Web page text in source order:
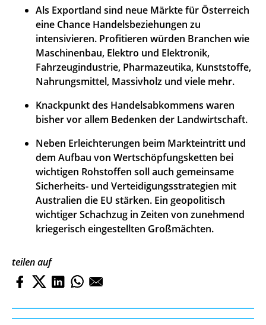
Als Exportland sind neue Märkte für Österreich
eine Chance Handelsbeziehungen zu
intensivieren. Profitieren würden Branchen wie
Maschinenbau, Elektro und Elektronik,
Fahrzeugindustrie, Pharmazeutika, Kunststoffe,
Nahrungsmittel, Massivholz und viele mehr.
Knackpunkt des Handelsabkommens waren
bisher vor allem Bedenken der Landwirtschaft.
Neben Erleichterungen beim Markteintritt und
dem Aufbau von Wertschöpfungsketten bei
wichtigen Rohstoffen soll auch gemeinsame
Sicherheits- und Verteidigungsstrategien mit
Australien die EU stärken. Ein geopolitisch
wichtiger Schachzug in Zeiten von zunehmend
kriegerisch eingestellten Großmächten.
teilen auf